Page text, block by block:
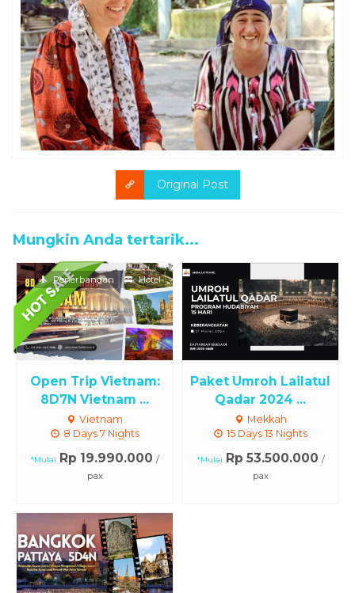
Original Post
Mungkin Anda tertarik...
Open Trip Vietnam:
8D7N Vietnam ...
Vietnam
8 Days 7 Nights
*Mulai Rp 19.990.000 /
pax
Penerbangan Hotel
Paket Umroh Lailatul
Qadar 2024 ...
Mekkah
15 Days 13 Nights
*Mulai Rp 53.500.000 /
pax